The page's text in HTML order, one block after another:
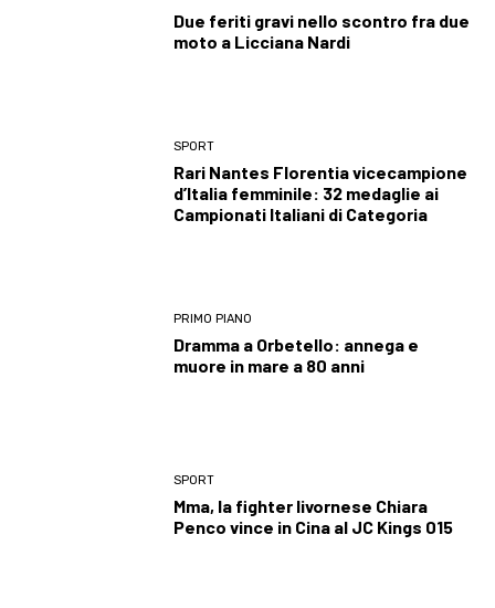
Due feriti gravi nello scontro fra due
moto a Licciana Nardi
SPORT
Rari Nantes Florentia vicecampione
d’Italia femminile: 32 medaglie ai
Campionati Italiani di Categoria
PRIMO PIANO
Dramma a Orbetello: annega e
muore in mare a 80 anni
SPORT
Mma, la fighter livornese Chiara
Penco vince in Cina al JC Kings 015